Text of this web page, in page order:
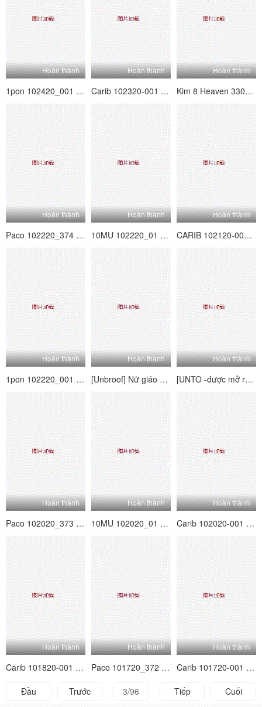
Hoàn thành
1pon 102420_001 Chào mừng bạn đến với xà phòng sang trọng của Marina Sato
Hoàn thành
Carib 102320-001 Halloween de Too Iki Possie Cat
Hoàn thành
Kim 8 Heaven 3308 Sirimamarati Tôi muốn bạn âm đạo kiêm bắn của một người phụ nữ đã kết hôn trở lại tình huống Vol2 Shrima Malati
Hoàn thành
Paco 102220_374 Yuki Shinoda vào thời điểm đó bạn còn trẻ ~ cosplay trong bộ đồ thủy thủ ~
Hoàn thành
10MU 102220_01 Nanasetsu Quảng cáo tại địa điểm chụp chịu trách nhiệm và đột nhiên xuất hiện
Hoàn thành
CARIB 102120-001 Office Lover's-Bian Boss's Candy and Whip
Hoàn thành
1pon 102220_001 Yuka Sayama Kami -san của bạn, hãy làm điều đó
Hoàn thành
[Unbroof] Nữ giáo viên Real Creampie Yuri Sakano
Hoàn thành
[UNTO -được mở rộng] Đột nhiên một cô gái dễ thương bước vào vòng tròn lacrocloss của trường đại học, vì vậy nếu bạn mời nó với động lực, thì thật dễ dàng để làm.
Hoàn thành
Paco 102020_373 Xin hãy xoa bóp với Marina Ono!
Hoàn thành
10MU 102020_01 Aki Mizuno hôm nay tôi lên tàu mà không có quần lót
Hoàn thành
Carib 102020-001 Nene Sakura Nene quá nhiều người vợ đã rơi vào bạn trai cũ.
Hoàn thành
Carib 101820-001 Chiaki Nichitaka Amaenbo ~ Đừng mang thai!Cấm ngủ
Hoàn thành
Paco 101720_372 Shizuku Shizuku cạo đầu tiên!Siêu nhạy cảm cạo âm hộ
Hoàn thành
Carib 101720-001 Yukie Natsuki Câu chuyện hay nhất Vol.83
Đầu Trước 3/96 Tiếp Cuối